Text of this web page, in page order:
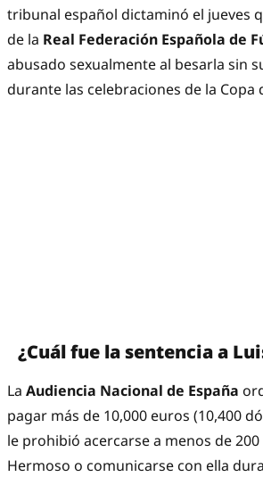
tribunal español dictaminó el jueves
de la Real Federación Española de
abusado sexualmente al besarla sin
durante las celebraciones de la Copa
¿Cuál fue la sentencia a
La Audiencia Nacional de España
pagar más de 10,000 euros (10,400
le prohibió acercarse a menos de
Hermoso o comunicarse con ella